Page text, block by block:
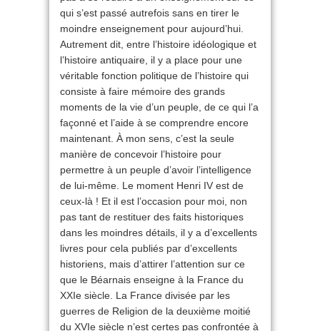
qui s’est passé autrefois sans en tirer le
moindre enseignement pour aujourd’hui.
Autrement dit, entre l’histoire idéologique et
l’histoire antiquaire, il y a place pour une
véritable fonction politique de l’histoire qui
consiste à faire mémoire des grands
moments de la vie d’un peuple, de ce qui l’a
façonné et l’aide à se comprendre encore
maintenant. À mon sens, c’est la seule
manière de concevoir l’histoire pour
permettre à un peuple d’avoir l’intelligence
de lui-même. Le moment Henri IV est de
ceux-là ! Et il est l’occasion pour moi, non
pas tant de restituer des faits historiques
dans les moindres détails, il y a d’excellents
livres pour cela publiés par d’excellents
historiens, mais d’attirer l’attention sur ce
que le Béarnais enseigne à la France du
XXIe siècle. La France divisée par les
guerres de Religion de la deuxième moitié
du XVIe siècle n’est certes pas confrontée à